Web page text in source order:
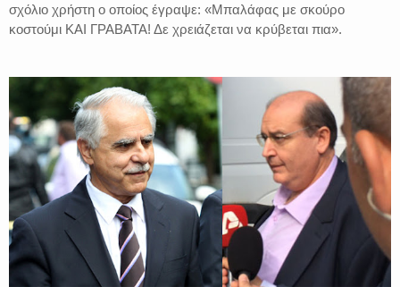
σχόλιο χρήστη ο οποίος έγραψε: «Μπαλάφας με σκούρο
κοστούμι ΚΑΙ ΓΡΑΒΑΤΑ! Δε χρειάζεται να κρύβεται πια».